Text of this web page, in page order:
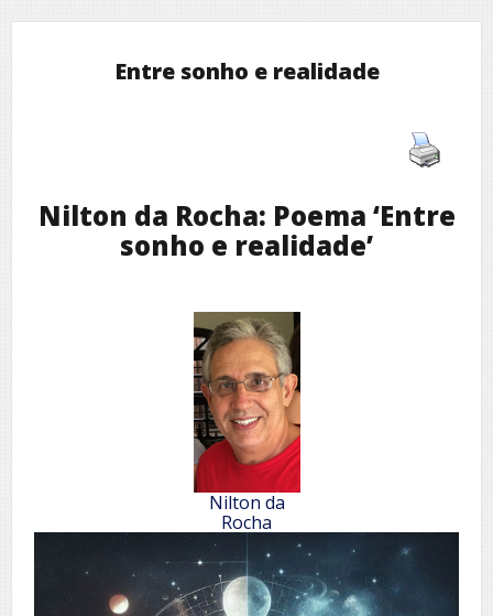
Entre sonho e realidade
Nilton da Rocha: Poema ‘Entre
sonho e realidade’
Nilton da
Rocha